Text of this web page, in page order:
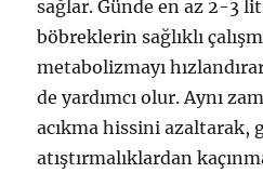
sağlar. Günde en az 2-3
böbreklerin sağlıklı
metabolizmayı
de yardımcı olur. Aynı
acıkma hissini azaltarak,
atıştırmalıklardan